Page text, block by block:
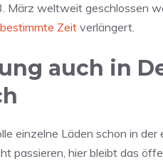
März weltweit geschlossen
Zeit verlängert.
auch in
einzelne Läden schon in
passieren, hier bleibt das